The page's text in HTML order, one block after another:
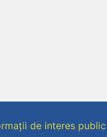
de interes public